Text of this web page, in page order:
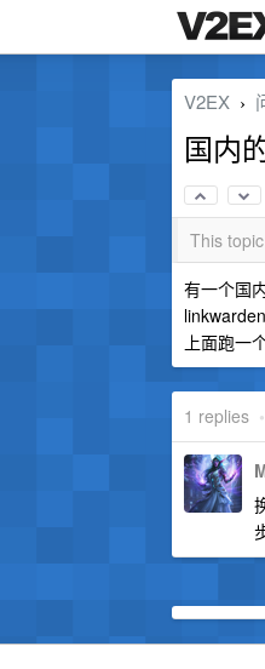
V2EX ›
国内
This
有一个国
上面跑一
1 replies •